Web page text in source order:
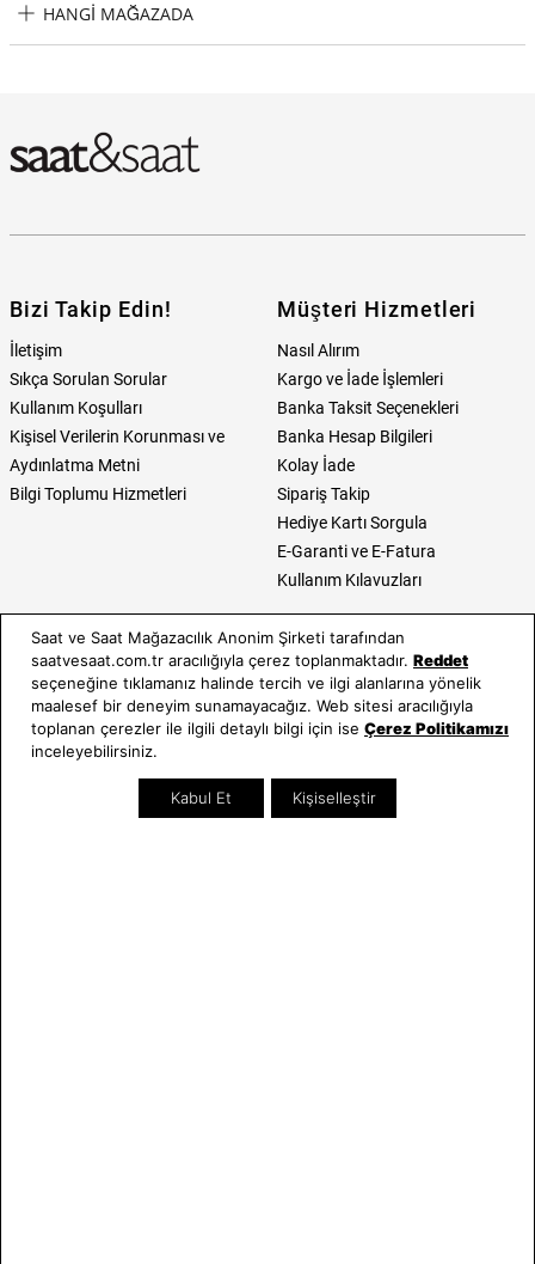
HANGI MAĞAZADA
Bizi Takip Edin!
İletişim
Sıkça Sorulan Sorular
Kullanım Koşulları
Kişisel Verilerin Korunması ve
Aydınlatma Metni
Bilgi Toplumu Hizmetleri
Müşteri Hizmetleri
Nasıl Alırım
Kargo ve İade İşlemleri
Banka Taksit Seçenekleri
Banka Hesap Bilgileri
Kolay İade
Sipariş Takip
Hediye Kartı Sorgula
E-Garanti ve E-Fatura
Kullanım Kılavuzları
Saat ve Saat
Hakkımızda
Neden Saat ve Saat
Mağazalar
Kurumsal Satış
Kategoriler
Erkek Saat
Kadın Saat
Tüm Ürünler
İndirimliler
Saat ve Saat Mağazacılık Anonim Şirketi tarafından
saatvesaat.com.tr aracılığıyla çerez toplanmaktadır. Reddet
seçeneğine tıklamanız halinde tercih ve ilgi alanlarına yönelik
maalesef bir deneyim sunamayacağız. Web sitesi aracılığıyla
toplanan çerezler ile ilgili detaylı bilgi için ise Çerez Politikamızı
inceleyebilirsiniz.
Kabul Et Kişiselleştir